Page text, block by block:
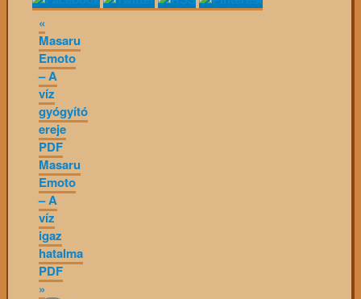
«
Masaru
Emoto
– A
víz
gyógyító
ereje
PDF
Masaru
Emoto
– A
víz
igaz
hatalma
PDF
»